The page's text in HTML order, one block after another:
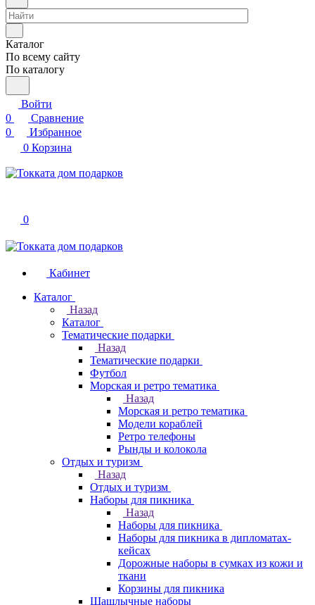
Каталог
По всему сайту
По каталогу
Войти
0
Сравнение
0
Избранное
0 Корзина
0
Кабинет
Каталог
Назад
Каталог
Тематические подарки
Назад
Тематические подарки
Футбол
Морская и ретро тематика
Назад
Морская и ретро тематика
Модели кораблей
Ретро телефоны
Рынды и колокола
Отдых и туризм
Назад
Отдых и туризм
Наборы для пикника
Назад
Наборы для пикника
Наборы для пикника в дипломатах-
кейсах
Дорожные наборы в сумках из кожи и
ткани
Корзины для пикника
Шашлычные наборы